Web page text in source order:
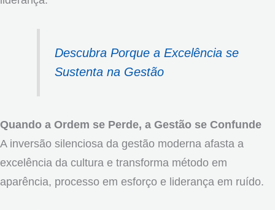
Descubra Porque a Excelência se
Sustenta na Gestão
Quando a Ordem se Perde, a Gestão se Confunde
A inversão silenciosa da gestão moderna afasta a
excelência da cultura e transforma método em
aparência, processo em esforço e liderança em ruído.